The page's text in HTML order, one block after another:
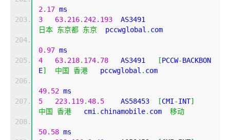
2.17 ms
3
63.216. 242.193
日本 东京都 东京
  pccwglobal
. com
0.97 ms
4
63.218. 174.78
   AS3491
[PCCW-BACKBON
E] 中国 香港
   pccwglobal
. com
49.52 ms
5
223.119.48.5
    AS58453
[CMI-INT]
中国 香港
   cmi
. chinamobile. com 移动
50.58 ms